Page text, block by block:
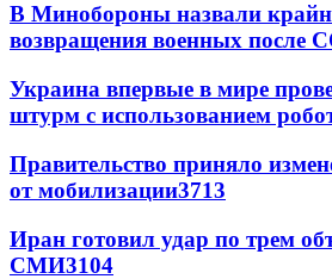
В Минобороны назвали
возвращения военных после
Украина впервые в мире
штурм с использованием
Правительство приняло
от мобилизации3713
Иран готовил удар по трем
СМИ3104